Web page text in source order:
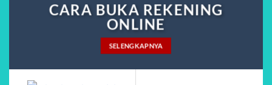
CARA BUKA REKENING
ONLINE
SELENGKAPNYA